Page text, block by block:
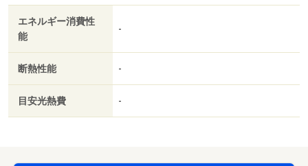
ブン 鹿児島鴨池１丁目店（コンビニ）まで２２５ｍ／ド
ラッグイレブン 騎射場店（ドラッグストア）まで５０４
ｍ／鹿児島鴨池郵便局（郵便局）まで２８５ｍ／隆成会病
で２００ｍ/賃貸戸数:30戸
エネルギー消費性
能
-
断熱性能 -
目安光熱費 -